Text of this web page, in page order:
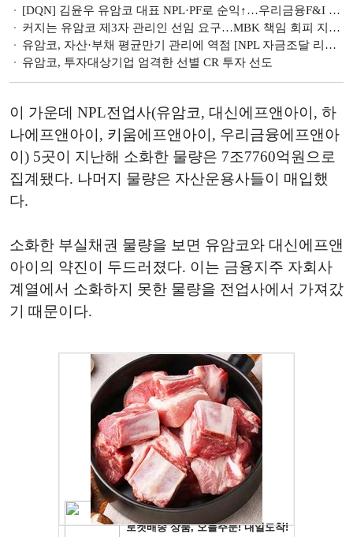
[DQN] 김윤우 유암코 대표 NPL·PF로 순익↑…우리금융F&I 충당금 급증에 적자 전환 [금융사 2026 1분기 리그테이블]
커지는 유암코 제3자 관리인 선임 요구…MBK 책임 회피 지적 잇따라 [홈플러스 리스크 불똥 튄 유암코]
유암코, 자산·부채 평균만기 관리에 역점 [NPL 자금조달 리포트]
유암코, 투자대상기업 엄격한 선별 CR 투자 선도
이 가운데 NPL전업사(유암코, 대신에프앤아이, 하
나에프앤아이, 키움에프앤아이, 우리금융에프앤아
이) 5곳이 지난해 소화한 물량은 7조7760억원으로
집계됐다. 나머지 물량은 자산운용사들이 매입했
다.
소화한 부실채권 물량을 보면 유암코와 대신에프앤
아이의 약진이 두드러졌다. 이는 금융지주 자회사
계열에서 소화하지 못한 물량을 전업사에서 가져갔
기 때문이다.